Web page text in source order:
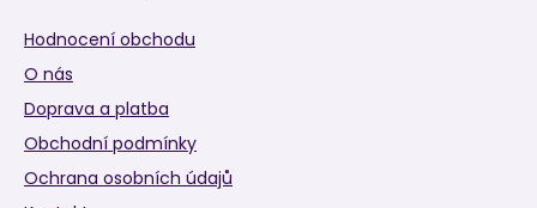
Hodnocení obchodu
O nás
Doprava a platba
Obchodní podmínky
Ochrana osobních údajů